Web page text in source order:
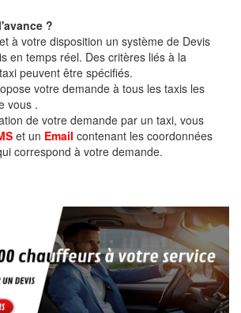
?
à votre disposition un système de Devis
en temps réel. Des critères liés à la
peuvent être spécifiés.
votre demande à tous les taxis les
vous .
de votre demande par un taxi, vous
et un Email contenant les coordonnées
correspond à votre demande.